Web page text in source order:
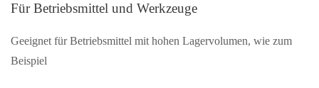
Für Betriebsmittel und Werkzeuge
Geeignet für Betriebsmittel mit hohen Lagervolumen, wie zum
Beispiel